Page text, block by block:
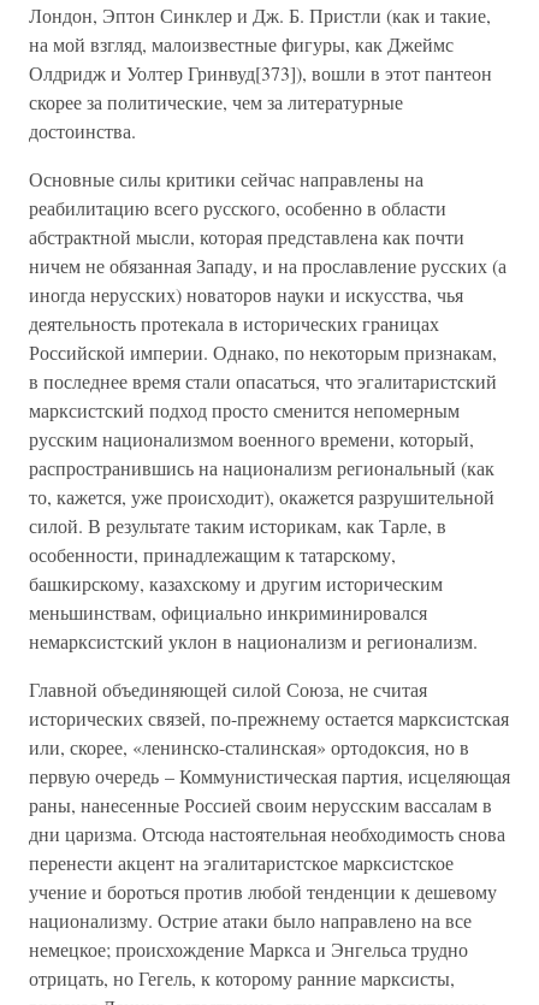
Лондон, Эптон Синклер и Дж. Б. Пристли (как и такие,
на мой взгляд, малоизвестные фигуры, как Джеймс
Олдридж и Уолтер Гринвуд[373]), вошли в этот пантеон
скорее за политические, чем за литературные
достоинства.
Основные силы критики сейчас направлены на
реабилитацию всего русского, особенно в области
абстрактной мысли, которая представлена как почти
ничем не обязанная Западу, и на прославление русских (а
иногда нерусских) новаторов науки и искусства, чья
деятельность протекала в исторических границах
Российской империи. Однако, по некоторым признакам,
в последнее время стали опасаться, что эгалитаристский
марксистский подход просто сменится непомерным
русским национализмом военного времени, который,
распространившись на национализм региональный (как
то, кажется, уже происходит), окажется разрушительной
силой. В результате таким историкам, как Тарле, в
особенности, принадлежащим к татарскому,
башкирскому, казахскому и другим историческим
меньшинствам, официально инкриминировался
немарксистский уклон в национализм и регионализм.
Главной объединяющей силой Союза, не считая
исторических связей, по-прежнему остается марксистская
или, скорее, «ленинско-сталинская» ортодоксия, но в
первую очередь – Коммунистическая партия, исцеляющая
раны, нанесенные Россией своим нерусским вассалам в
дни царизма. Отсюда настоятельная необходимость снова
перенести акцент на эгалитаристское марксистское
учение и бороться против любой тенденции к дешевому
национализму. Острие атаки было направлено на все
немецкое; происхождение Маркса и Энгельса трудно
отрицать, но Гегель, к которому ранние марксисты,